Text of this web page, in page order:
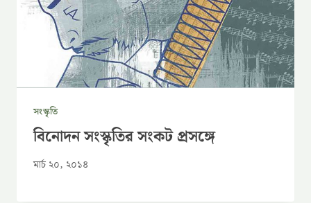
সংস্কৃতি
বিনোদন সংস্কৃতির সংকট প্রসঙ্গে
মার্চ ২০, ২০১৪